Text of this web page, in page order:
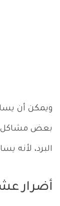
ويمكن أن
بعض مشاكل
البرد، لأنه
أضرار